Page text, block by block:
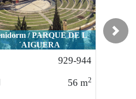
/ PARQUE DE L
´AIGUERA
929-944
56 m2
Next